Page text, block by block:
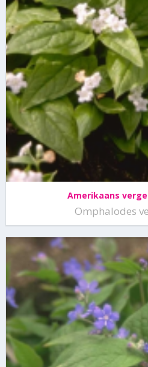
Amerikaans
Omphalodes